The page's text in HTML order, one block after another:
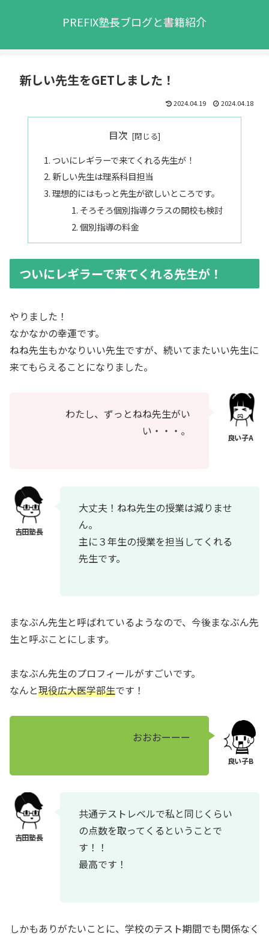
PREFIX塾長ブログと書籍紹介
新しい先生をGETしました！
2024.04.19 2024.04.18
目次
ついにレギラーで来てくれる先生が！
新しい先生は理系科目担当
理想的にはもっと先生が欲しいところです。
そろそろ個別指導クラスの開校も検討
個別指導の料金
ついにレギラーで来てくれる先生が！
やりました！
なかなかの幸運です。
ねね先生もかなりいい先生ですが、続いてまたいい先生に
来てもらえることになりました。
わたし、ずっとねね先生がい
い・・・。
大丈夫！ねね先生の授業は減りませ
ん。
主に３年生の授業を担当してくれる
先生です。
まなぶん先生と呼ばれているようなので、今後まなぶん先
生と呼ぶことにします。
まなぶん先生のプロフィールがすごいです。
なんと現役広大医学部生です！
おおおーーー
共通テストレベルで私と同じくらい
の点数を取ってくるということで
す！！
最高です！
しかもありがたいことに、学校のテスト期間でも関係なく